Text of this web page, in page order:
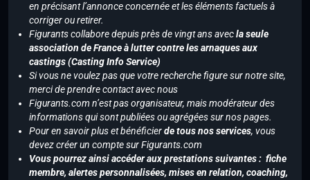
en précisant l’annonce concernée et les éléments factuels à
corriger ou retirer.
Figurants collabore depuis près de vingt ans avecla seule
association de France à lutter contre les arnaques aux
castings (Casting Info Service)
Si vous ne voulez pas que votre recherche figure sur notre site,
merci de prendre contact avec nous
Figurants.com n’est pas organisateur, mais modérateur des
informations qui sont publiées ou agrégées sur nos pages.
Pour en savoir plus et bénéficierde tous nos services, vous
devez créer un compte sur Figurants.com
Vous pourrez ainsi accéder aux prestations suivantes : fiche
membre, alertes personnalisées, mises en relation, coaching,